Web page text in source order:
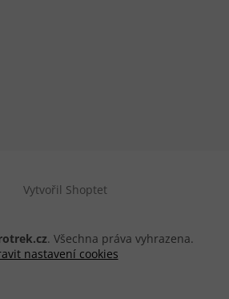
Vytvořil Shoptet
. Všechna práva vyhrazena.
nastavení cookies